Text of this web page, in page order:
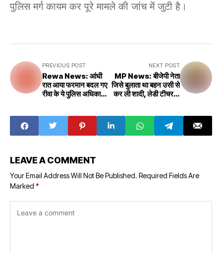
पुलिस मर्ग कायम कर पूरे मामले की जांच में जुटी है।
PREVIOUS POST
Rewa News: आंधी
रात आया फरमान बदल गए
रीवा के ये पुलिस अधिकारी,
NEXT POST
MP News: बीजेपी नेता
जिसे बुलाता था बहन उसी से
कर ली शादी, लेडी टीचर से
LEAVE A COMMENT
Your Email Address Will Not Be Published. Required Fields Are
Marked *